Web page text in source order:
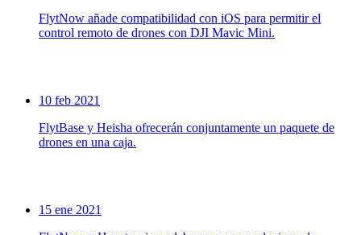
FlytNow añade compatibilidad con iOS para permitir el
control remoto de drones con DJI Mavic Mini.
10 feb 2021
FlytBase y Heisha ofrecerán conjuntamente un paquete de
drones en una caja.
15 ene 2021